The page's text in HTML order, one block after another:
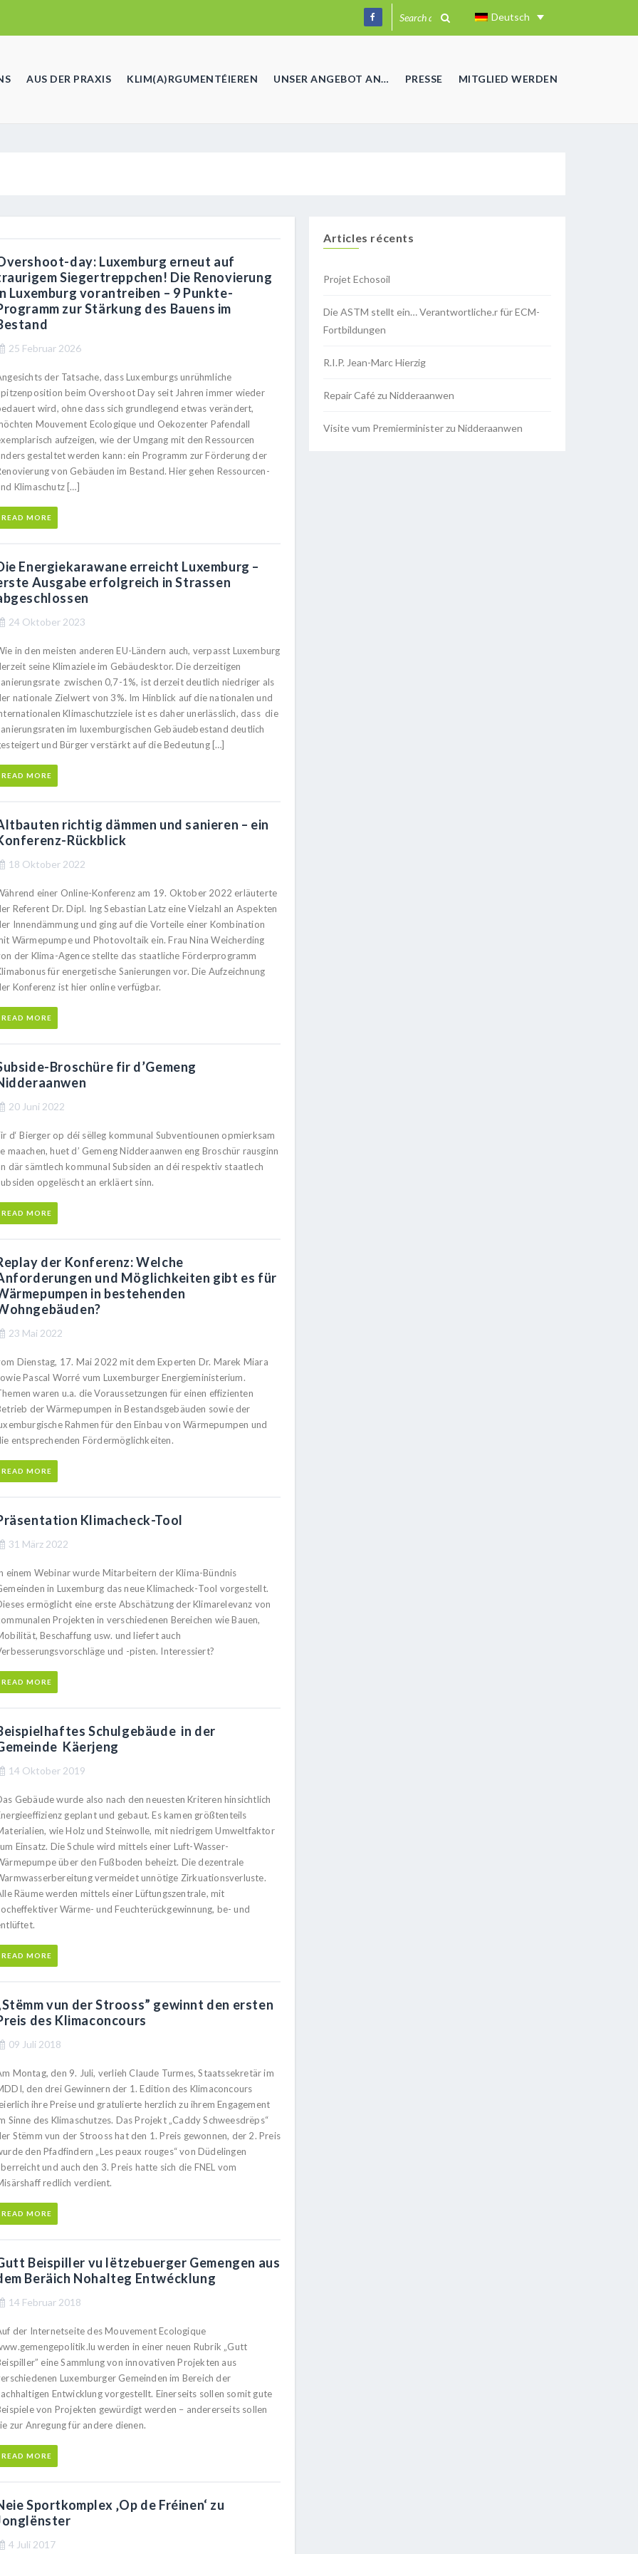
Deutsch
AUS DER PRAXIS KLIM(A)RGUMENTÉIEREN UNSER ANGEBOT AN… PRESSE MITGLIED WERDEN
day: Luxemburg erneut auf
Siegertreppchen! Die Renovierung
Luxemburg vorantreiben – 9 Punkte-
zur Stärkung des Bauens im
25 Februar 2026
der Tatsache, dass Luxemburgs unrühmliche
beim Overshoot Day seit Jahren immer wieder
wird, ohne dass sich grundlegend etwas verändert,
Mouvement Ecologique und Oekozenter Pafendall
aufzeigen, wie der Umgang mit den Ressourcen
gestaltet werden kann: ein Programm zur Förderung der
von Gebäuden im Bestand. Hier gehen Ressourcen-
Klimaschutz […]
READ MORE
Energiekarawane erreicht Luxemburg –
Ausgabe erfolgreich in Strassen
24 Oktober 2023
in den meisten anderen EU-Ländern auch, verpasst Luxemburg
seine Klimaziele im Gebäudesktor. Die derzeitigen
zwischen 0,7-1%, ist derzeit deutlich niedriger als
nationale Zielwert von 3%. Im Hinblick auf die nationalen und
Klimaschutzziele ist es daher unerlässlich, dass die
im luxemburgischen Gebäudebestand deutlich
und Bürger verstärkt auf die Bedeutung […]
READ MORE
richtig dämmen und sanieren – ein
Rückblick
18 Oktober 2022
einer Online-Konferenz am 19. Oktober 2022 erläuterte
Referent Dr. Dipl. Ing Sebastian Latz eine Vielzahl an Aspekten
Innendämmung und ging auf die Vorteile einer Kombination
Wärmepumpe und Photovoltaik ein. Frau Nina Weicherding
der Klima-Agence stellte das staatliche Förderprogramm
für energetische Sanierungen vor. Die Aufzeichnung
Konferenz ist hier online verfügbar.
READ MORE
Broschüre fir d’Gemeng
20 Juni 2022
d‘ Bierger op déi sëlleg kommunal Subventiounen opmierksam
maachen, huet d’ Gemeng Nidderaanwen eng Broschür rausginn
där sämtlech kommunal Subsiden an déi respektiv staatlech
opgelëscht an erkläert sinn.
READ MORE
der Konferenz: Welche
und Möglichkeiten gibt es für
in bestehenden
23 Mai 2022
Dienstag, 17. Mai 2022 mit dem Experten Dr. Marek Miara
Pascal Worré vum Luxemburger Energieministerium.
waren u.a. die Voraussetzungen für einen effizienten
der Wärmepumpen in Bestandsgebäuden sowie der
Rahmen für den Einbau von Wärmepumpen und
entsprechenden Fördermöglichkeiten.
READ MORE
Klimacheck-Tool
31 März 2022
einem Webinar wurde Mitarbeitern der Klima-Bündnis
in Luxemburg das neue Klimacheck-Tool vorgestellt.
ermöglicht eine erste Abschätzung der Klimarelevanz von
Projekten in verschiedenen Bereichen wie Bauen,
Beschaffung usw. und liefert auch
und -pisten. Interessiert?
READ MORE
Schulgebäude in der
Käerjeng
14 Oktober 2019
Gebäude wurde also nach den neuesten Kriteren hinsichtlich
geplant und gebaut. Es kamen größtenteils
wie Holz und Steinwolle, mit niedrigem Umweltfaktor
Einsatz. Die Schule wird mittels einer Luft-Wasser-
über den Fußboden beheizt. Die dezentrale
vermeidet unnötige Zirkuationsverluste.
Räume werden mittels einer Lüftungszentrale, mit
Wärme- und Feuchterückgewinnung, be- und
READ MORE
vun der Strooss” gewinnt den ersten
des Klimaconcours
09 Juli 2018
Montag, den 9. Juli, verlieh Claude Turmes, Staatssekretär im
den drei Gewinnern der 1. Edition des Klimaconcours
ihre Preise und gratulierte herzlich zu ihrem Engagement
Sinne des Klimaschutzes. Das Projekt „Caddy Schweesdrëps“
Stëmm vun der Strooss hat den 1. Preis gewonnen, der 2. Preis
den Pfadfindern „Les peaux rouges“ von Düdelingen
und auch den 3. Preis hatte sich die FNEL vom
redlich verdient.
READ MORE
Beispiller vu lëtzebuerger Gemengen aus
Beräich Nohalteg Entwécklung
14 Februar 2018
der Internetseite des Mouvement Ecologique
werden in einer neuen Rubrik „Gutt
eine Sammlung von innovativen Projekten aus
Luxemburger Gemeinden im Bereich der
Entwicklung vorgestellt. Einerseits sollen somit gute
von Projekten gewürdigt werden – andererseits sollen
zur Anregung für andere dienen.
READ MORE
Sportkomplex ‚Op de Fréinen‘ zu
4 Juli 2017
Articles récents
Projet Echosoil
Die ASTM stellt ein… Verantwortliche.r für ECM-
Fortbildungen
R.I.P. Jean-Marc Hierzig
Repair Café zu Nidderaanwen
Visite vum Premierminister zu Nidderaanwen